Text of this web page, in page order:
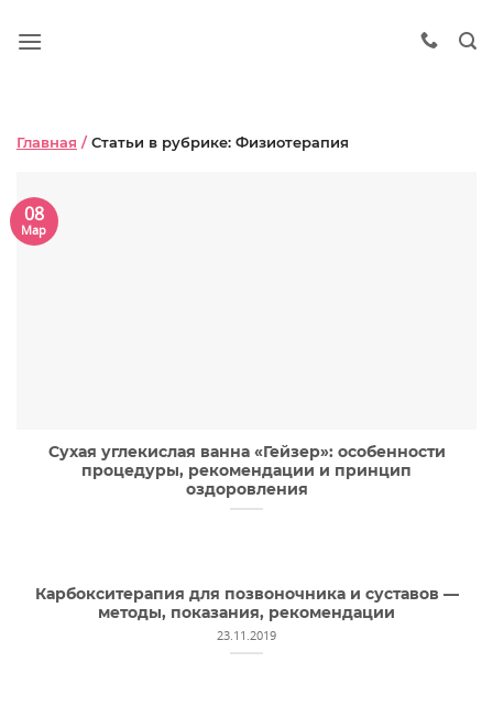
Главная /Статьи в рубрике: Физиотерапия
Сухая углекислая ванна «Гейзер»: особенности
процедуры, рекомендации и принцип
оздоровления
08
Мар
Карбокситерапия для позвоночника и суставов —
методы, показания, рекомендации
23.11.2019